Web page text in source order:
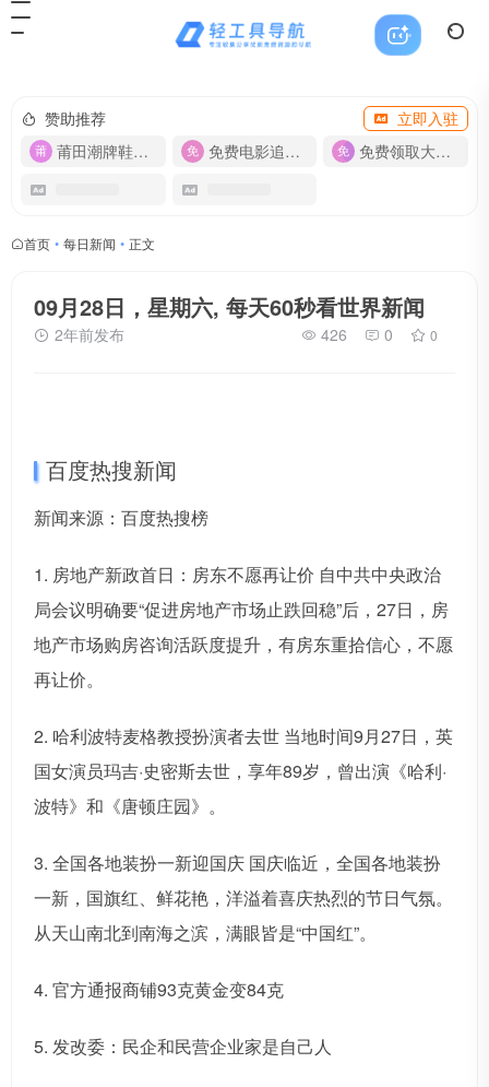
赞助推荐
立即入驻
莆田潮牌鞋服-货源
免费电影追剧APP 免费领取大流量卡【500G】
首页 • 每日新闻 • 正文
09月28日，星期六, 每天60秒看世界新闻
2年前发布 426 0 0
百度热搜新闻
新闻来源：百度热搜榜
1. 房地产新政首日：房东不愿再让价 自中共中央政治
局会议明确要“促进房地产市场止跌回稳”后，27日，房
地产市场购房咨询活跃度提升，有房东重拾信心，不愿
再让价。
2. 哈利波特麦格教授扮演者去世 当地时间9月27日，英
国女演员玛吉·史密斯去世，享年89岁，曾出演《哈利·
波特》和《唐顿庄园》。
3. 全国各地装扮一新迎国庆 国庆临近，全国各地装扮
一新，国旗红、鲜花艳，洋溢着喜庆热烈的节日气氛。
从天山南北到南海之滨，满眼皆是“中国红”。
4. 官方通报商铺93克黄金变84克
5. 发改委：民企和民营企业家是自己人